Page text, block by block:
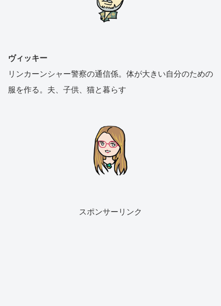
ヴィッキー
リンカーンシャー警察の通信係。体が大きい自分のための
服を作る。夫、子供、猫と暮らす
スポンサーリンク